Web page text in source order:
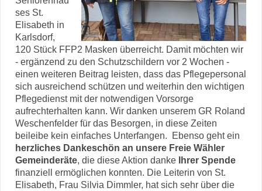
ses St.
Elisabeth in
Karlsdorf,
120 Stück FFP2 Masken überreicht. Damit möchten wir
- ergänzend zu den Schutzschildern vor 2 Wochen -
einen weiteren Beitrag leisten, dass das Pflegepersonal
sich ausreichend schützen und weiterhin den wichtigen
Pflegedienst mit der notwendigen Vorsorge
aufrechterhalten kann. Wir danken unserem GR Roland
Weschenfelder für das Besorgen, in diese Zeiten
beileibe kein einfaches Unterfangen. Ebenso geht ein
herzliches Dankeschön an unsere Freie Wähler
Gemeinderäte, die diese Aktion danke
Ihrer Spende
finanziell ermöglichen konnten. Die Leiterin von St.
Elisabeth, Frau Silvia Dimmler, hat sich sehr über die